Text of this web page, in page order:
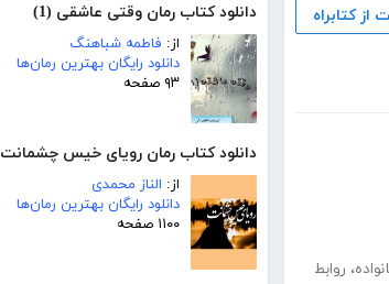
دانلود کتاب رمان وقتی عاشقی (1)
از: فاطمه شباهنگ
دانلود رایگان بهترین رمان‌ها
۹۳ صفحه
دانلود کتاب رمان رویای خیس چشمانت
از: الناز محمدی
دانلود رایگان بهترین رمان‌ها
۱۱۰۰ صفحه
از کتابراه
، روابط